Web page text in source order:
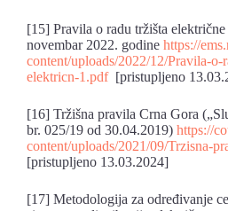
[15] Pravila o radu tržišta električne
novembar 2022. godine https://
content/uploads/2022/12/Pravila-o-
elektricn-1.pdf[pristupljeno
[16] Tržišna pravila Crna Gora
br. 025/19 od 30.04.2019) https://
content/uploads/2021/09/Trzisna-
[pristupljeno 13.03.2024]
[17] Metodologija za određivanje